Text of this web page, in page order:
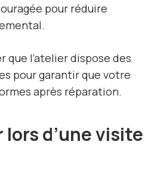
pour réduire
que l’atelier dispose des
pour garantir que votre
après réparation.
lors d’une visite